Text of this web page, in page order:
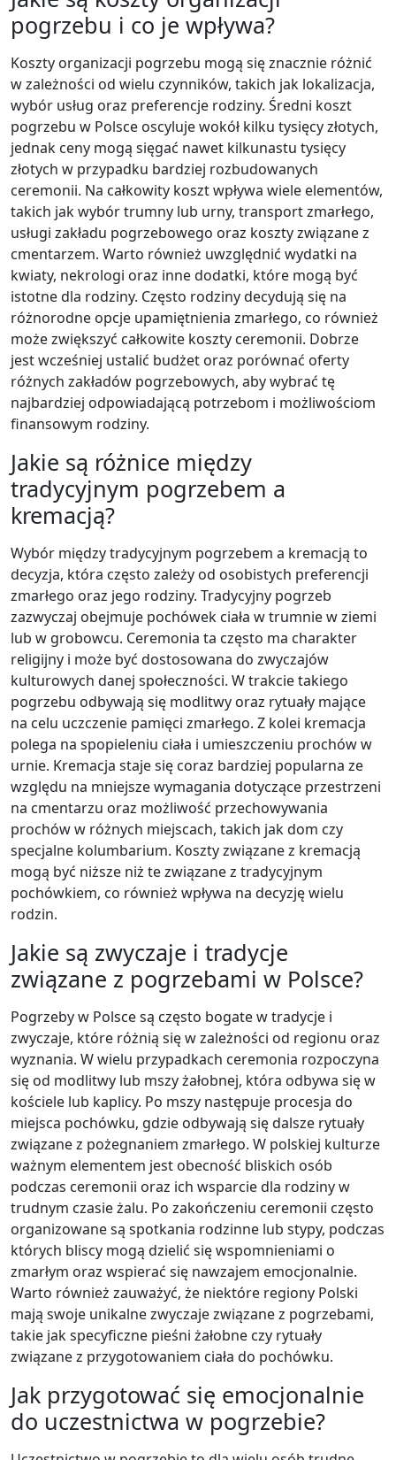
pogrzebu i co je wpływa?
Koszty organizacji pogrzebu mogą się znacznie różnić
w zależności od wielu czynników, takich jak lokalizacja,
wybór usług oraz preferencje rodziny. Średni koszt
pogrzebu w Polsce oscyluje wokół kilku tysięcy złotych,
jednak ceny mogą sięgać nawet kilkunastu tysięcy
złotych w przypadku bardziej rozbudowanych
ceremonii. Na całkowity koszt wpływa wiele elementów,
takich jak wybór trumny lub urny, transport zmarłego,
usługi zakładu pogrzebowego oraz koszty związane z
cmentarzem. Warto również uwzględnić wydatki na
kwiaty, nekrologi oraz inne dodatki, które mogą być
istotne dla rodziny. Często rodziny decydują się na
różnorodne opcje upamiętnienia zmarłego, co również
może zwiększyć całkowite koszty ceremonii. Dobrze
jest wcześniej ustalić budżet oraz porównać oferty
różnych zakładów pogrzebowych, aby wybrać tę
najbardziej odpowiadającą potrzebom i możliwościom
finansowym rodziny.
Jakie są różnice między
tradycyjnym pogrzebem a
kremacją?
Wybór między tradycyjnym pogrzebem a kremacją to
decyzja, która często zależy od osobistych preferencji
zmarłego oraz jego rodziny. Tradycyjny pogrzeb
zazwyczaj obejmuje pochówek ciała w trumnie w ziemi
lub w grobowcu. Ceremonia ta często ma charakter
religijny i może być dostosowana do zwyczajów
kulturowych danej społeczności. W trakcie takiego
pogrzebu odbywają się modlitwy oraz rytuały mające
na celu uczczenie pamięci zmarłego. Z kolei kremacja
polega na spopieleniu ciała i umieszczeniu prochów w
urnie. Kremacja staje się coraz bardziej popularna ze
względu na mniejsze wymagania dotyczące przestrzeni
na cmentarzu oraz możliwość przechowywania
prochów w różnych miejscach, takich jak dom czy
specjalne kolumbarium. Koszty związane z kremacją
mogą być niższe niż te związane z tradycyjnym
pochówkiem, co również wpływa na decyzję wielu
rodzin.
Jakie są zwyczaje i tradycje
związane z pogrzebami w Polsce?
Pogrzeby w Polsce są często bogate w tradycje i
zwyczaje, które różnią się w zależności od regionu oraz
wyznania. W wielu przypadkach ceremonia rozpoczyna
się od modlitwy lub mszy żałobnej, która odbywa się w
kościele lub kaplicy. Po mszy następuje procesja do
miejsca pochówku, gdzie odbywają się dalsze rytuały
związane z pożegnaniem zmarłego. W polskiej kulturze
ważnym elementem jest obecność bliskich osób
podczas ceremonii oraz ich wsparcie dla rodziny w
trudnym czasie żalu. Po zakończeniu ceremonii często
organizowane są spotkania rodzinne lub stypy, podczas
których bliscy mogą dzielić się wspomnieniami o
zmarłym oraz wspierać się nawzajem emocjonalnie.
Warto również zauważyć, że niektóre regiony Polski
mają swoje unikalne zwyczaje związane z pogrzebami,
takie jak specyficzne pieśni żałobne czy rytuały
związane z przygotowaniem ciała do pochówku.
Jak przygotować się emocjonalnie
do uczestnictwa w pogrzebie?